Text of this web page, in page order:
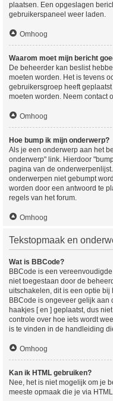
plaatsen. Een opgeslagen
gebruikerspaneel weer laden.
Omhoog
Waarom moet mijn bericht
De beheerder kan beslist
moeten worden. Het is tevens
gebruikersgroep heeft
moeten worden. Neem contact
Omhoog
Hoe bump ik mijn onderwerp?
Als je een onderwerp aan het
onderwerp" link. Hierdoor
pagina van de
onderwerpen niet gebumpt
worden door een antwoord te
regels van het forum.
Omhoog
Tekstopmaak en
Wat is BBCode?
BBCode is een
niet toegestaan door de
uitschakelen, dit is een optie bij
BBCode is ongeveer gelijk aan
haakjes [ en ] geplaatst, dus
controle over hoe iets wordt
is te vinden in de handleiding
Omhoog
Kan ik HTML gebruiken?
Nee, het is niet mogelijk om je
meeste opmaak die je via